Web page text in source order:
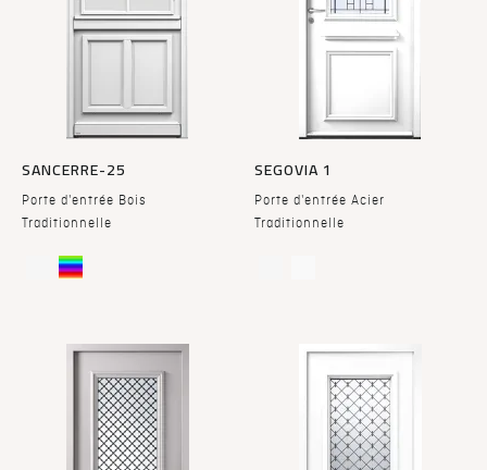
SANCERRE-25
Porte d'entrée Bois
Traditionnelle
SEGOVIA 1
Porte d'entrée Acier
Traditionnelle